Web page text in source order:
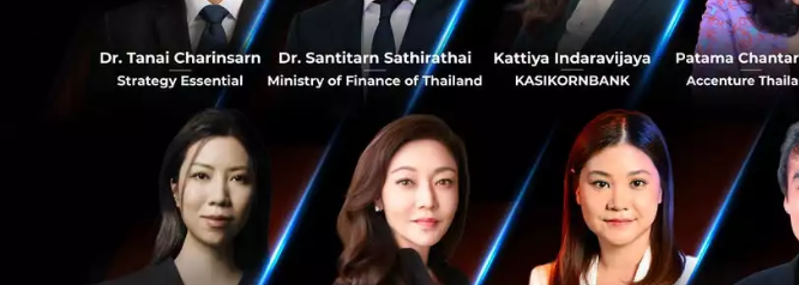
แต่สิ่งที่ต้องระวังมีแค่อย่างเดียวคือ ถ้าอาการแบ
จากการตัดสินใจ แต่อาจเป็นสัญญาณเตือนของ
การประเมินเพิ่มเติม
วิธีจัดการความล้าให้สมองกลับมาทำงานเต็มป
แม้การตัดสินใจจะเป็นของคู่กับการทำงาน แต่เร